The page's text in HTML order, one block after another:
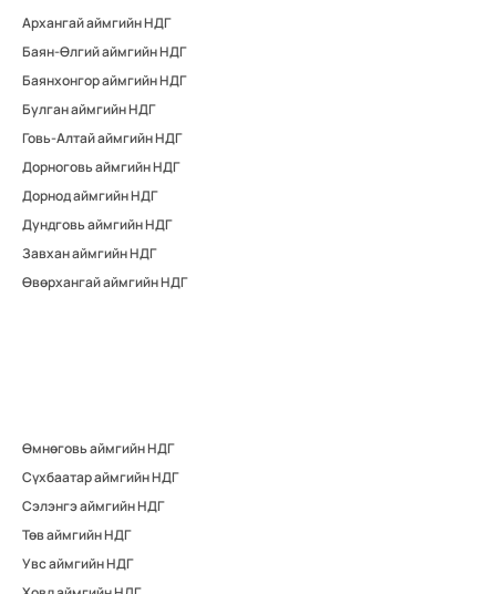
Архангай аймгийн НДГ
Баян-Өлгий аймгийн НДГ
Баянхонгор аймгийн НДГ
Булган аймгийн НДГ
Говь-Алтай аймгийн НДГ
Дорноговь аймгийн НДГ
Дорнод аймгийн НДГ
Дундговь аймгийн НДГ
Завхан аймгийн НДГ
Өвөрхангай аймгийн НДГ
Өмнөговь аймгийн НДГ
Сүхбаатар аймгийн НДГ
Сэлэнгэ аймгийн НДГ
Төв аймгийн НДГ
Увс аймгийн НДГ